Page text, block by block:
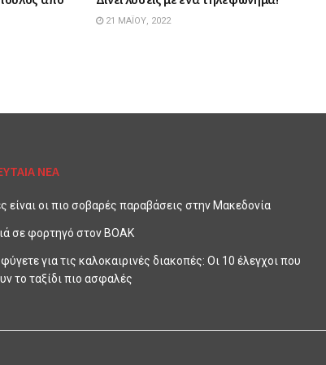
21 ΜΑΪ́ΟΥ, 2022
ΝΕΑ
είναι οι πιο σοβαρές παραβάσεις στην Μακεδονία
σε φορτηγό στον ΒΟΑΚ
φύγετε για τις καλοκαιρινές διακοπές: Οι 10 έλεγχοι που
το ταξίδι πιο ασφαλές